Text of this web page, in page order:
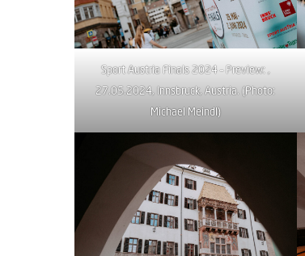
Sport Austria Finals 2024 – Preview: ,
27.05.2024, Innsbruck, Austria. (Photo:
Michael Meindl)